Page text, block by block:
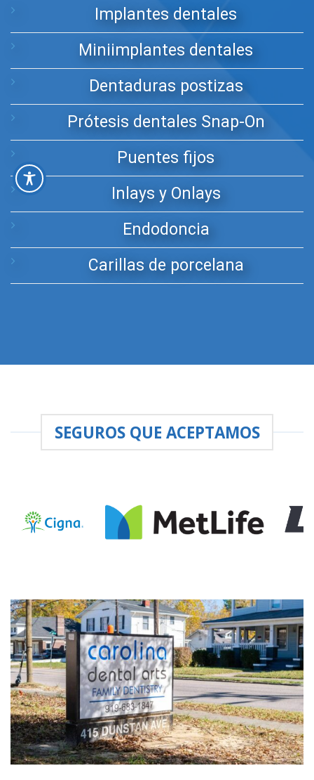
Implantes dentales
Miniimplantes dentales
Dentaduras postizas
Prótesis dentales Snap-On
Puentes fijos
Inlays y Onlays
Endodoncia
Carillas de porcelana
SEGUROS QUE ACEPTAMOS